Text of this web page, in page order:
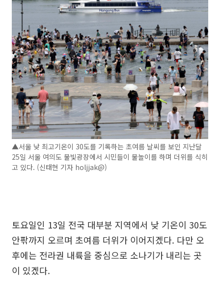
▲서울 낮 최고기온이 30도를 기록하는 초여름 날씨를 보인 지난달
25일 서울 여의도 물빛광장에서 시민들이 물놀이를 하며 더위를 식히
고 있다. (신태현 기자 holjjak@)
토요일인 13일 전국 대부분 지역에서 낮 기온이 30도
안팎까지 오르며 초여름 더위가 이어지겠다. 다만 오
후에는 전라권 내륙을 중심으로 소나기가 내리는 곳
이 있겠다.